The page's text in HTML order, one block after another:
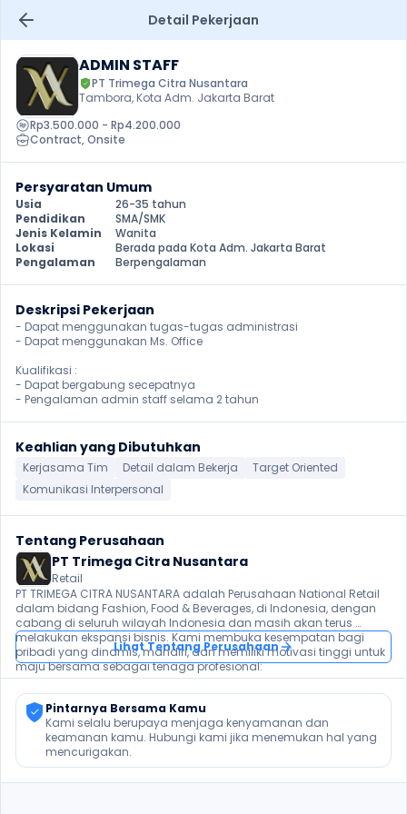
Detail Pekerjaan
ADMIN STAFF
PT Trimega Citra Nusantara
Tambora, Kota Adm. Jakarta Barat
Rp3.500.000 - Rp4.200.000
Contract, Onsite
Persyaratan Umum
Usia
26-35 tahun
Pendidikan
SMA/SMK
Jenis Kelamin
Wanita
Lokasi
Berada pada Kota Adm. Jakarta Barat
Pengalaman
Berpengalaman
Deskripsi Pekerjaan
- Dapat menggunakan tugas-tugas administrasi
- Dapat menggunakan Ms. Office
Kualifikasi :
- Dapat bergabung secepatnya
- Pengalaman admin staff selama 2 tahun
Keahlian yang Dibutuhkan
Kerjasama Tim Detail dalam Bekerja
Target Oriented
Komunikasi Interpersonal
Tentang Perusahaan
PT Trimega Citra Nusantara
Retail
PT TRIMEGA CITRA NUSANTARA adalah Perusahaan National Retail
dalam bidang Fashion, Food & Beverages, di Indonesia, dengan
cabang di seluruh wilayah Indonesia dan masih akan terus
melakukan ekspansi bisnis. Kami membuka kesempatan bagi
pribadi yang dinamis, mandiri, dan memiliki motivasi tinggi untuk
maju bersama sebagai tenaga profesional:
Lihat Tentang Perusahaan
Pintarnya Bersama Kamu
Kami selalu berupaya menjaga kenyamanan dan
keamanan kamu. Hubungi kami jika menemukan hal yang
mencurigakan.